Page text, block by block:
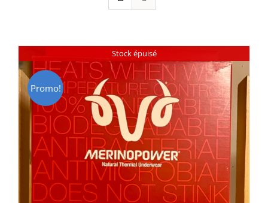
Stock épuisé
Promo!